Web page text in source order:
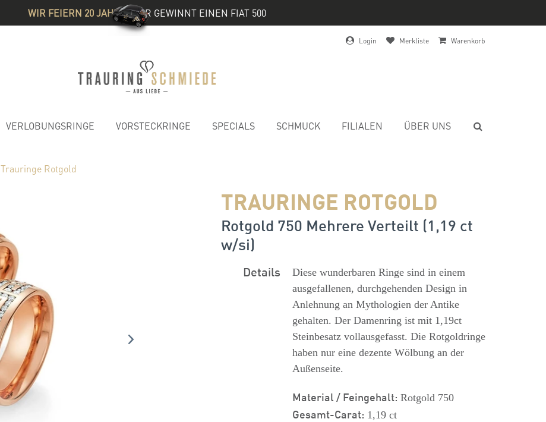
WIR FEIERN 20 JAHRE& IHR GEWINNT EINEN FIAT 500
Login Merkliste Warenkorb
VERLOBUNGSRINGE VORSTECKRINGE SPECIALS SCHMUCK FILIALEN ÜBER UNS
Trauringe Rotgold
TRAURINGE ROTGOLD
Rotgold 750 Mehrere Verteilt (1,19 ct
w/si)
Details
Diese wunderbaren Ringe sind in einem
ausgefallenen, durchgehenden Design in
Anlehnung an Mythologien der Antike
gehalten. Der Damenring ist mit 1,19ct
Steinbesatz vollausgefasst. Die Rotgoldringe
haben nur eine dezente Wölbung an der
Außenseite.
Material / Feingehalt: Rotgold 750
Gesamt-Carat: 1,19 ct